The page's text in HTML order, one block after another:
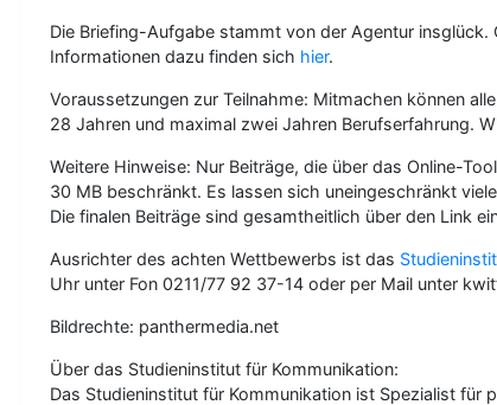
Die Briefing-Aufgabe stammt von der Agentur
Informationen dazu finden sich hier.
Voraussetzungen zur Teilnahme: Mitmachen können
28 Jahren und maximal zwei Jahren Berufserfahrung.
Weitere Hinweise: Nur Beiträge, die über das Online-
30 MB beschränkt. Es lassen sich uneingeschränkt
Die finalen Beiträge sind gesamtheitlich über den Link
Ausrichter des achten Wettbewerbs ist das
Uhr unter Fon 0211/77 92 37-14 oder per Mail unter
Bildrechte: panthermedia.net
Über das Studieninstitut für Kommunikation:
Das Studieninstitut für Kommunikation ist Spezialist für